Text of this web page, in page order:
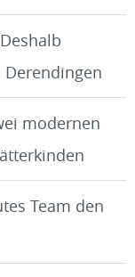
Derendingen
modernen
Team den